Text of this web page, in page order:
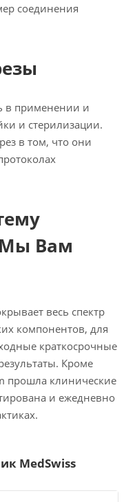
соединения
в применении и
и стерилизации.
в том, что они
Вам
весь спектр
компонентов, для
краткосрочные
Кроме
прошла клинические
и ежедневно
MedSwiss